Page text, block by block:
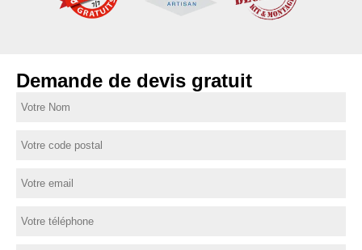
Demande de devis gratuit